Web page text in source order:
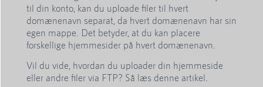
til din konto, kan du uploade filer til hvert
domænenavn separat, da hvert domænenavn har sin
egen mappe. Det betyder, at du kan placere
forskellige hjemmesider på hvert domænenavn.
Vil du vide, hvordan du uploader din hjemmeside
eller andre filer via FTP? Så læs denne artikel.